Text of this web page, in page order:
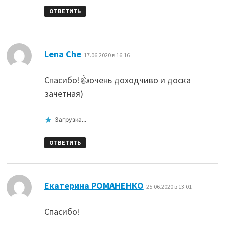
ОТВЕТИТЬ
Lena Che: 17.06.2020 в 16:16
Спасибо!👍очень доходчиво и доска
зачетная)
Загрузка...
ОТВЕТИТЬ
Екатерина РОМАНЕНКО 25.06.2020 в 13:01
Спасибо!